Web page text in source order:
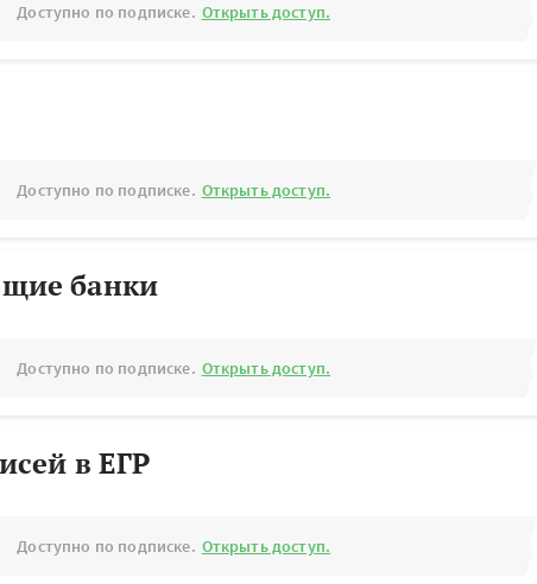
Доступно по подписке. Открыть доступ.
Доступно по подписке. Открыть доступ.
банки
Доступно по подписке. Открыть доступ.
в ЕГР
Доступно по подписке. Открыть доступ.